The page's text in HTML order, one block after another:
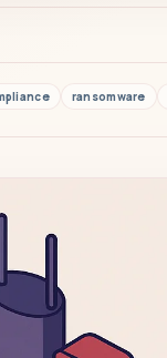
ransomware